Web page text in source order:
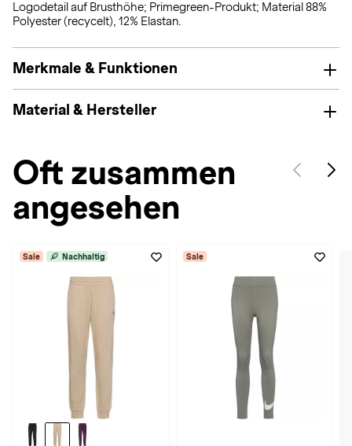
Logodetail auf Brusthöhe; Primegreen-Produkt; Material 88%
Polyester (recycelt), 12% Elastan.
Merkmale & Funktionen
Material & Hersteller
Oft zusammen
angesehen
Sale Nachhaltig Sale